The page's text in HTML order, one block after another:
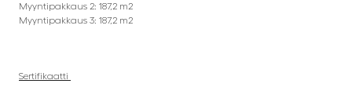
Myyntipakkaus 2: 187,2 m2
Myyntipakkaus 3: 187,2 m2
Sertifikaatti